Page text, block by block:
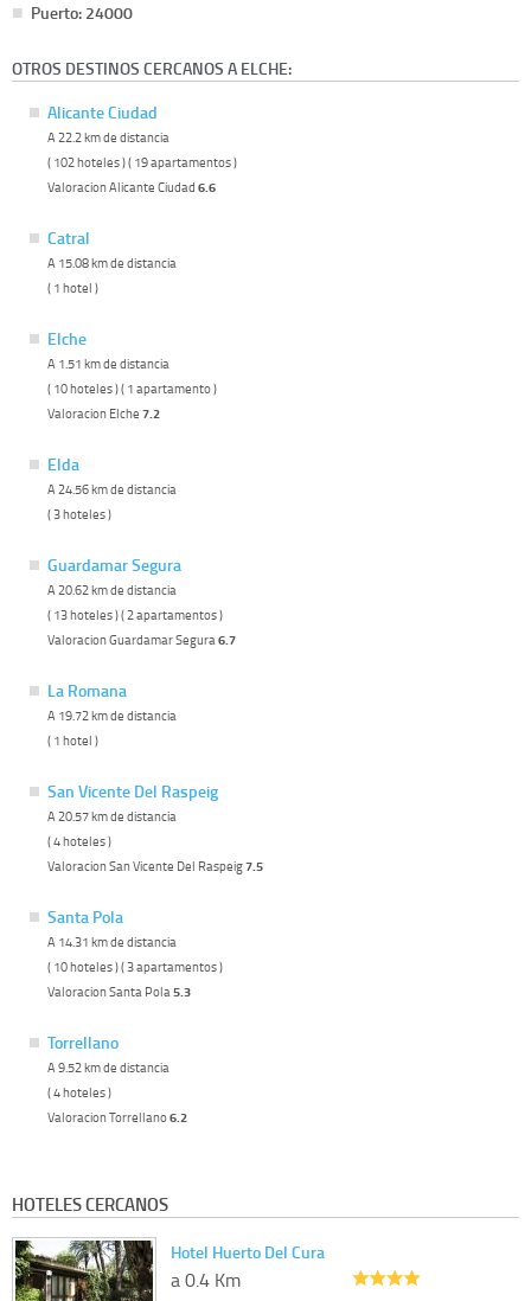
Puerto: 24000
OTROS DESTINOS CERCANOS A ELCHE:
Alicante Ciudad
A 22.2 km de distancia
( 102 hoteles ) ( 19 apartamentos )
Valoracion Alicante Ciudad 6.6
Catral
A 15.08 km de distancia
( 1 hotel )
Elche
A 1.51 km de distancia
( 10 hoteles ) ( 1 apartamento )
Valoracion Elche 7.2
Elda
A 24.56 km de distancia
( 3 hoteles )
Guardamar Segura
A 20.62 km de distancia
( 13 hoteles ) ( 2 apartamentos )
Valoracion Guardamar Segura 6.7
La Romana
A 19.72 km de distancia
( 1 hotel )
San Vicente Del Raspeig
A 20.57 km de distancia
( 4 hoteles )
Valoracion San Vicente Del Raspeig7.5
Santa Pola
A 14.31 km de distancia
( 10 hoteles ) ( 3 apartamentos )
Valoracion Santa Pola 5.3
Torrellano
A 9.52 km de distancia
( 4 hoteles )
Valoracion Torrellano6.2
HOTELES CERCANOS
Hotel Huerto Del Cura
a 0.4 Km